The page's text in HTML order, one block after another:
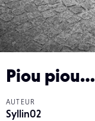
Piou piou…
AUTEUR
Syllin02